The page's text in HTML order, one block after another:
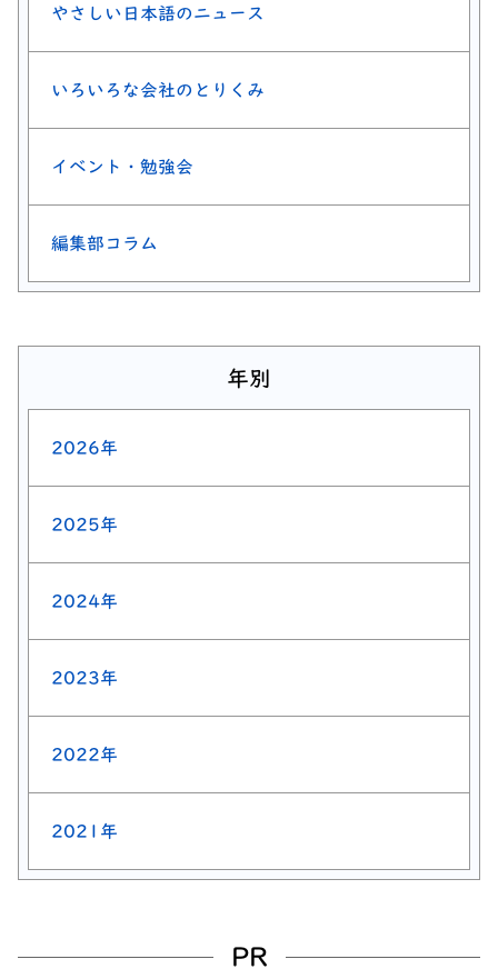
やさしい日本語のニュース
いろいろな会社のとりくみ
イベント・勉強会
編集部コラム
年別
2026年
2025年
2024年
2023年
2022年
2021年
PR